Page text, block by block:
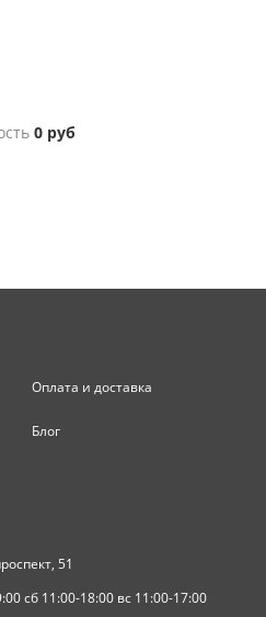
0 руб
Оплата и доставка
Блог
51
сб 11:00-18:00 вс 11:00-17:00